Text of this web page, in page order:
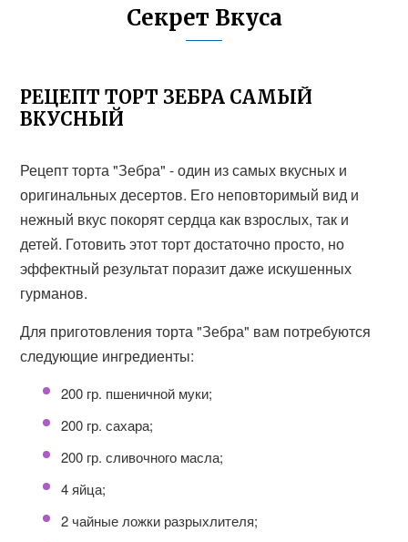
Секрет Вкуса
РЕЦЕПТ ТОРТ ЗЕБРА САМЫЙ
ВКУСНЫЙ
Рецепт торта "Зебра" - один из самых вкусных и
оригинальных десертов. Его неповторимый вид и
нежный вкус покорят сердца как взрослых, так и
детей. Готовить этот торт достаточно просто, но
эффектный результат поразит даже искушенных
гурманов.
Для приготовления торта "Зебра" вам потребуются
следующие ингредиенты:
200 гр. пшеничной муки;
200 гр. сахара;
200 гр. сливочного масла;
4 яйца;
2 чайные ложки разрыхлителя;